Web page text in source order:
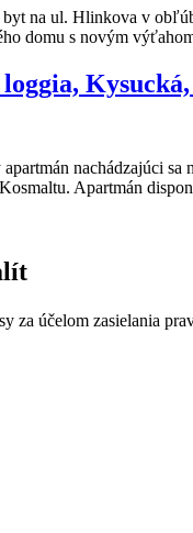
na ul. Hlinkova v
domu s novým
Kysucká,
nachádzajúci
Apartmán
za účelom zasielania